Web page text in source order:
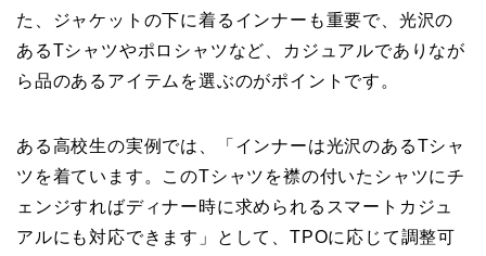
た、ジャケットの下に着るインナーも重要で、光沢の
あるTシャツやポロシャツなど、カジュアルでありなが
ら品のあるアイテムを選ぶのがポイントです。
ある高校生の実例では、「インナーは光沢のあるTシャ
ツを着ています。このTシャツを襟の付いたシャツにチ
ェンジすればディナー時に求められるスマートカジュ
アルにも対応できます」として、TPOに応じて調整可